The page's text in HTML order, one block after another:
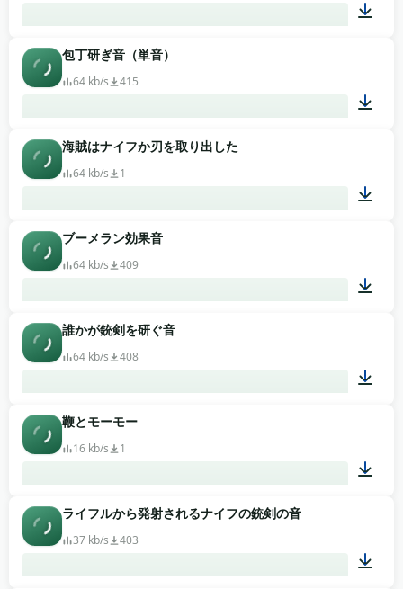
包丁研ぎ音（単音）
64 kb/s 415
海賊はナイフか刃を取り出した
64 kb/s 1
ブーメラン効果音
64 kb/s 409
誰かが銃剣を研ぐ音
64 kb/s 408
鞭とモーモー
16 kb/s 1
ライフルから発射されるナイフの銃剣の音
37 kb/s 403